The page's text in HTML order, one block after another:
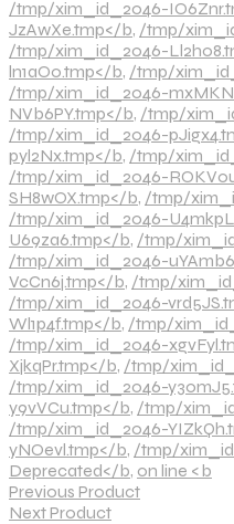
/tmp/xim_id_2046-
JzAwXe.tmp</b, /tmp/
/tmp/xim_id_2046-
ln1aOo.tmp</b, /tmp/
/tmp/xim_id_2046-
NVb6PY.tmp</b, /tmp/
/tmp/xim_id_2046-
pyl2Nx.tmp</b, /tmp/
/tmp/xim_id_2046-
SH8wOX.tmp</b, /tmp/
/tmp/xim_id_2046-
U69za6.tmp</b, /tmp/
/tmp/xim_id_2046-
VcCn6j.tmp</b, /tmp/
/tmp/xim_id_2046-
Wl1p4f.tmp</b, /tmp/
/tmp/xim_id_2046-
XjkqPr.tmp</b, /tmp/
/tmp/xim_id_2046-
y9vVCu.tmp</b, /tmp/
/tmp/xim_id_2046-
yNOevl.tmp</b, /tmp/
Deprecated</b, on line <b
Previous Product
Next Product